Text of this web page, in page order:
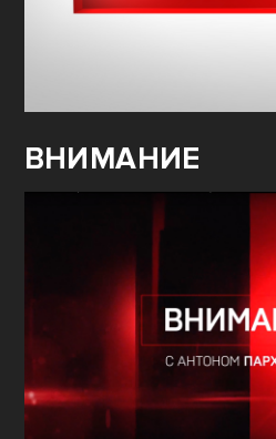
ВНИМАНИЕ